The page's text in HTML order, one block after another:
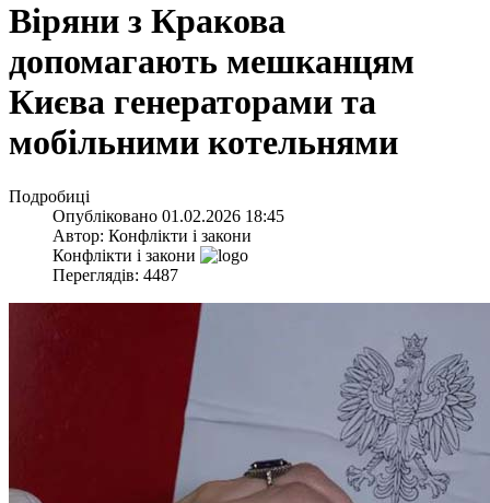
​Віряни з Кракова
допомагають мешканцям
Києва генераторами та
мобільними котельнями
Подробиці
Опубліковано 01.02.2026 18:45
Автор: Конфлікти і закони
Конфлікти і закони
Переглядів: 4487